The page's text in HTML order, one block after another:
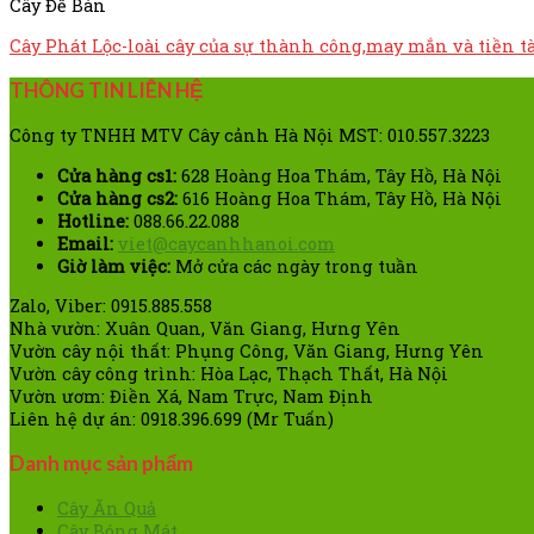
Cây Để Bàn
Cây Phát Lộc-loài cây của sự thành công,may mắn và tiền
THÔNG TIN LIÊN HỆ
Công ty TNHH MTV Cây cảnh Hà Nội MST: 010.557.3223
Cửa hàng cs1: 628 Hoàng Hoa Thám, Tây Hồ, Hà Nội
Cửa hàng cs2: 616 Hoàng Hoa Thám, Tây Hồ, Hà Nội
Hotline: 088.66.22.088
Email: viet@caycanhhanoi.com
Giờ làm việc: Mở cửa các ngày trong tuần
Zalo, Viber: 0915.885.558
Nhà vườn: Xuân Quan, Văn Giang, Hưng Yên
Vườn cây nội thất: Phụng Công, Văn Giang, Hưng Yên
Vườn cây công trình: Hòa Lạc, Thạch Thất, Hà Nội
Vườn ươm: Điền Xá, Nam Trực, Nam Định
Liên hệ dự án: 0918.396.699 (Mr Tuấn)
Danh mục sản phẩm
Cây Ăn Quả